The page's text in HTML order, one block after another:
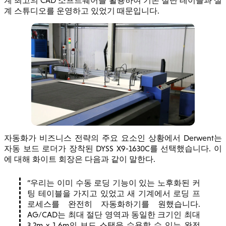
계 스튜디오를 운영하고 있었기 때문입니다.
자동화가 비즈니스 전략의 주요 요소인 상황에서 Derwent는
자동 보드 로더가 장착된 DYSS X9-1630C를 선택했습니다. 이
에 대해 화이트 회장은 다음과 같이 말한다.
우리는 이미 수동 로딩 기능이 있는 노후화된 커
팅 테이블을 가지고 있었고 새 기계에서 로딩 프
로세스를 완전히 자동화하기를 원했습니다.
AG/CAD는 최대 절단 영역과 동일한 크기인 최대